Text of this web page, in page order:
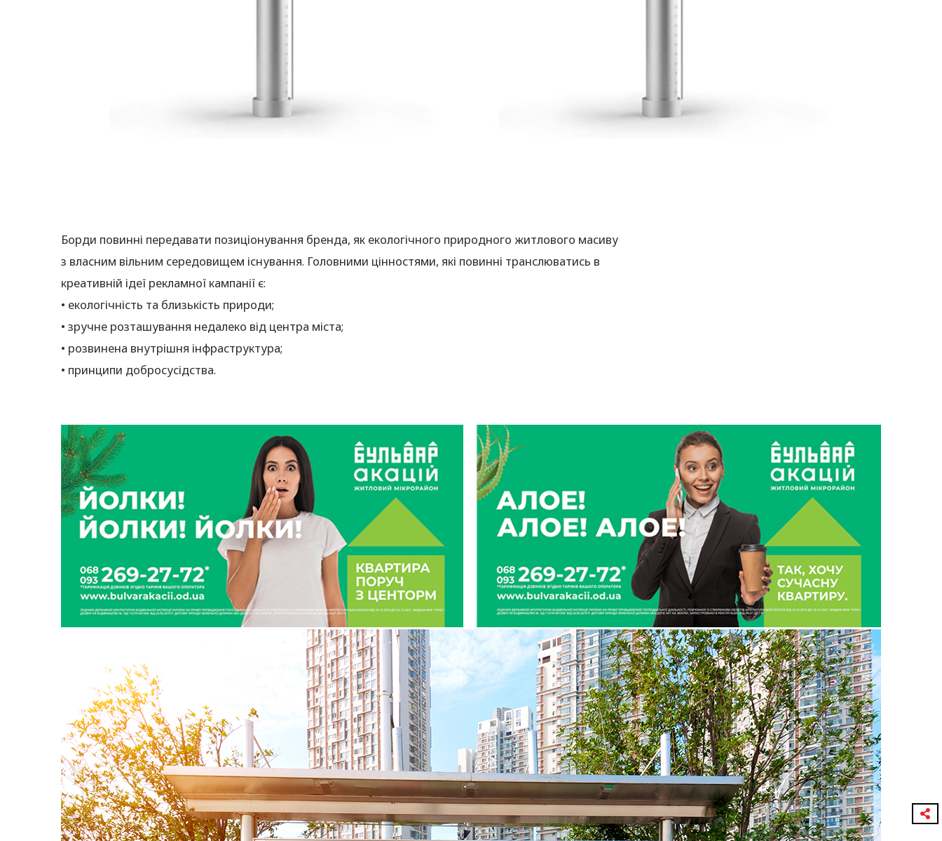
Борди повинні передавати позиціонування бренда, як екологічного природного житлового масиву
з власним вільним середовищем існування. Головними цінностями, які повинні транслюватись в
креативній ідеї рекламної кампанії є:
• екологічність та близькість природи;
• зручне розташування недалеко від центра міста;
• розвинена внутрішня інфраструктура;
• принципи добросусідства.